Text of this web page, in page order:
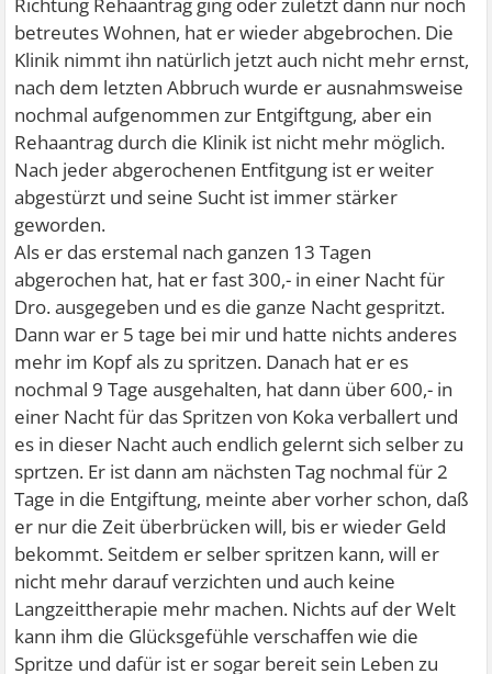
betreutes Wohnen, hat er wieder abgebrochen. Die
Klinik nimmt ihn natürlich jetzt auch nicht mehr ernst,
nach dem letzten Abbruch wurde er ausnahmsweise
nochmal aufgenommen zur Entgiftgung, aber ein
Rehaantrag durch die Klinik ist nicht mehr möglich.
Nach jeder abgerochenen Entfitgung ist er weiter
abgestürzt und seine Sucht ist immer stärker
geworden.
Als er das erstemal nach ganzen 13 Tagen
abgerochen hat, hat er fast 300,- in einer Nacht für
Dro. ausgegeben und es die ganze Nacht gespritzt.
Dann war er 5 tage bei mir und hatte nichts anderes
mehr im Kopf als zu spritzen. Danach hat er es
nochmal 9 Tage ausgehalten, hat dann über 600,- in
einer Nacht für das Spritzen von Koka verballert und
es in dieser Nacht auch endlich gelernt sich selber zu
sprtzen. Er ist dann am nächsten Tag nochmal für 2
Tage in die Entgiftung, meinte aber vorher schon, daß
er nur die Zeit überbrücken will, bis er wieder Geld
bekommt. Seitdem er selber spritzen kann, will er
nicht mehr darauf verzichten und auch keine
Langzeittherapie mehr machen. Nichts auf der Welt
kann ihm die Glücksgefühle verschaffen wie die
Spritze und dafür ist er sogar bereit sein Leben zu